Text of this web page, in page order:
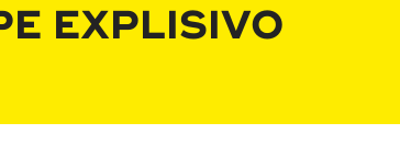
EXPLISIVO